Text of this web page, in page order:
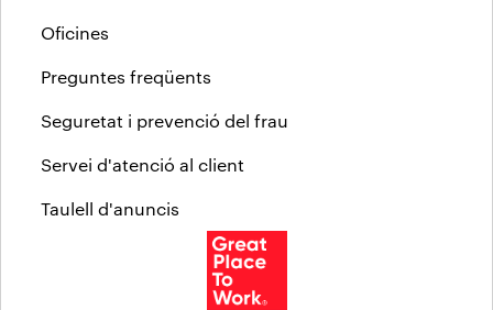
Oficines
Preguntes freqüents
Seguretat i prevenció del frau
Servei d'atenció al client
Taulell d'anuncis